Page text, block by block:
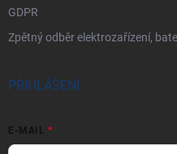
GDPR
Zpětný odběr elektrozařízení,
PŘIHLÁŠENÍ
E-MAIL